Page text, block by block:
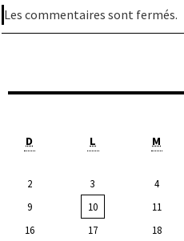
D L M
2
3 4
9
10 11
16
17 18
Les commentaires sont fermés.